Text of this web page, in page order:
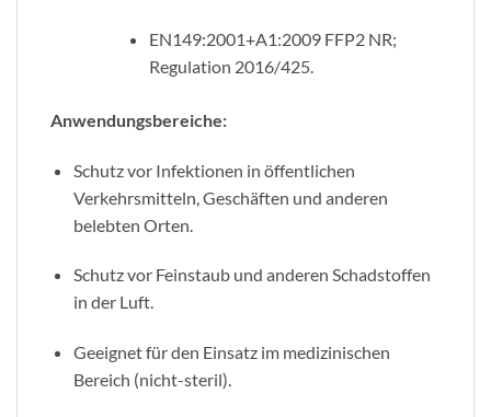
EN149:2001+A1:2009 FFP2 NR;
Regulation 2016/425.
Anwendungsbereiche:
Schutz vor Infektionen in öffentlichen
Verkehrsmitteln, Geschäften und anderen
belebten Orten.
Schutz vor Feinstaub und anderen Schadstoffen
in der Luft.
Geeignet für den Einsatz im medizinischen
Bereich (nicht-steril).